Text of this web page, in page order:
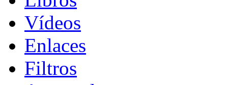
Vídeos
Enlaces
Filtros